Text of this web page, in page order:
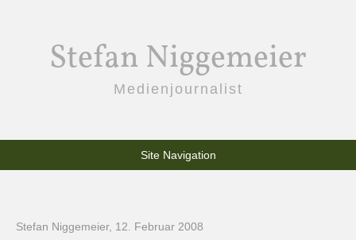
Stefan Niggemeier
Medienjournalist
Site Navigation
Stefan Niggemeier, 12. Februar 2008